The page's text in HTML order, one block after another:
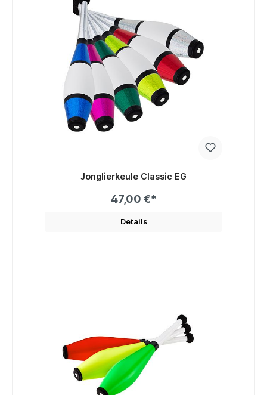
Jonglierkeule Classic EG
47,00 €*
Details